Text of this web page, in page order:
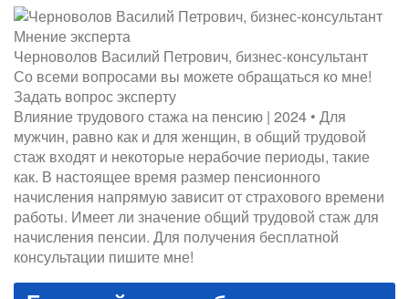
Мнение эксперта
Черноволов Василий Петрович, бизнес-консультант
Со всеми вопросами вы можете обращаться ко мне!
Задать вопрос эксперту
Влияние трудового стажа на пенсию | 2024 • Для
мужчин, равно как и для женщин, в общий трудовой
стаж входят и некоторые нерабочие периоды, такие
как. В настоящее время размер пенсионного
начисления напрямую зависит от страхового времени
работы. Имеет ли значение общий трудовой стаж для
начисления пенсии. Для получения бесплатной
консультации пишите мне!